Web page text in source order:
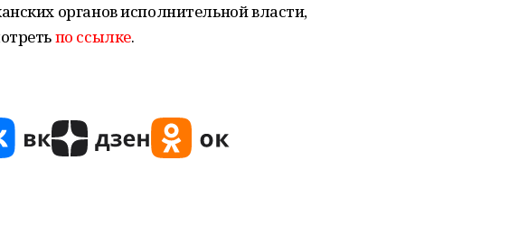
органов исполнительной власти,
по ссылке.